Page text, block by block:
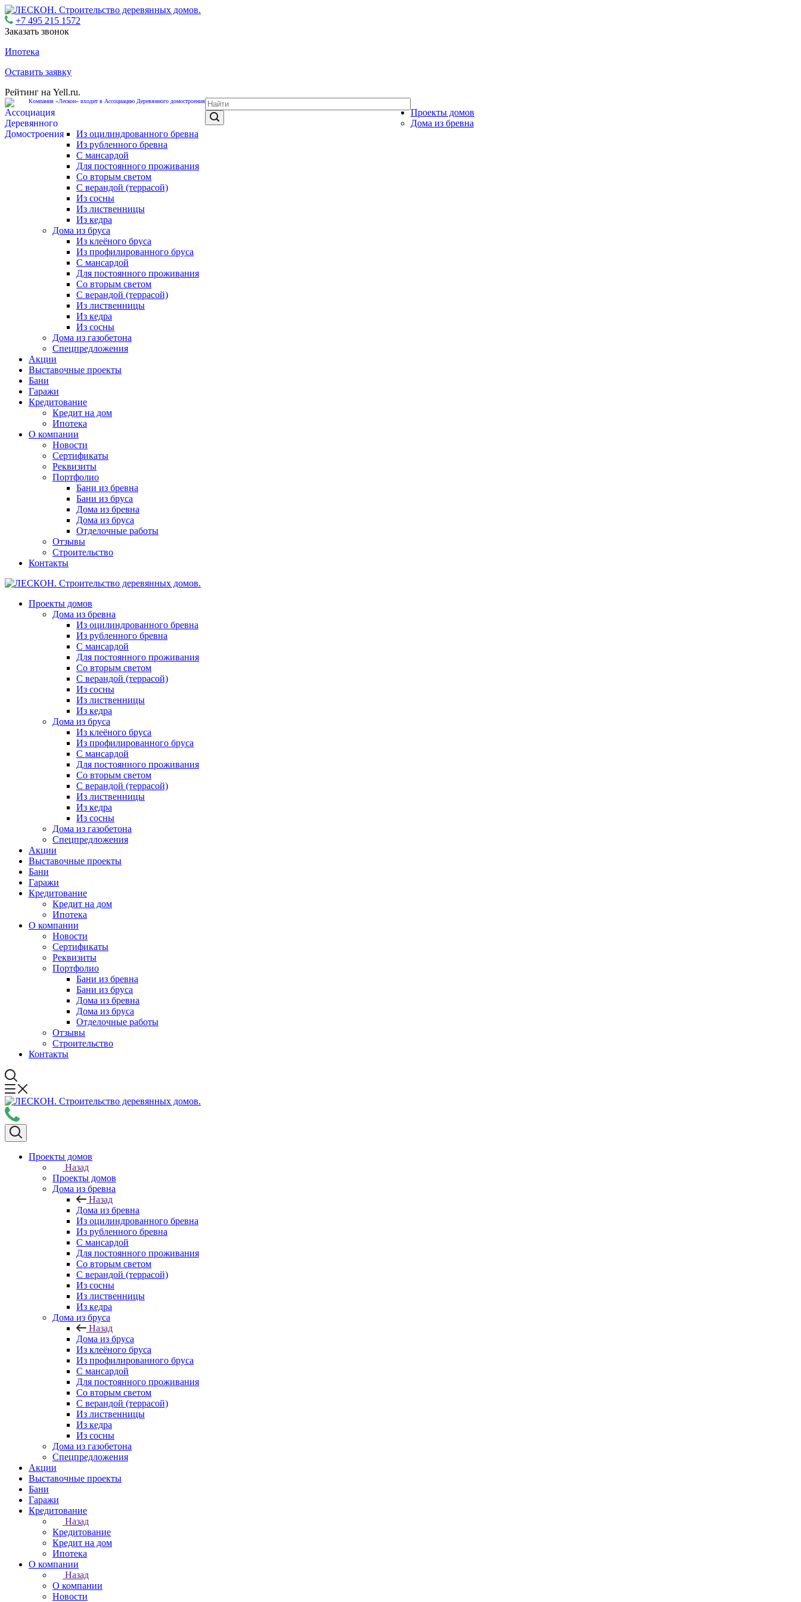
+7 495 215 1572
Заказать звонок
Ипотека
Оставить заявку
Рейтинг на Yell.ru.
Компания «Лескон» входит в Ассоциацию Деревянного домостроения
Проекты домов
Дома из бревна
Из оцилиндрованного бревна
Из рубленного бревна
С мансардой
Для постоянного проживания
Со вторым светом
С верандой (террасой)
Из сосны
Из лиственницы
Из кедра
Дома из бруса
Из клеёного бруса
Из профилированного бруса
С мансардой
Для постоянного проживания
Со вторым светом
С верандой (террасой)
Из лиственницы
Из кедра
Из сосны
Дома из газобетона
Спецпредложения
Акции
Выставочные проекты
Бани
Гаражи
Кредитование
Кредит на дом
Ипотека
О компании
Новости
Сертификаты
Реквизиты
Портфолио
Бани из бревна
Бани из бруса
Дома из бревна
Дома из бруса
Отделочные работы
Отзывы
Строительство
Контакты
Проекты домов
Дома из бревна
Из оцилиндрованного бревна
Из рубленного бревна
С мансардой
Для постоянного проживания
Со вторым светом
С верандой (террасой)
Из сосны
Из лиственницы
Из кедра
Дома из бруса
Из клеёного бруса
Из профилированного бруса
С мансардой
Для постоянного проживания
Со вторым светом
С верандой (террасой)
Из лиственницы
Из кедра
Из сосны
Дома из газобетона
Спецпредложения
Акции
Выставочные проекты
Бани
Гаражи
Кредитование
Кредит на дом
Ипотека
О компании
Новости
Сертификаты
Реквизиты
Портфолио
Бани из бревна
Бани из бруса
Дома из бревна
Дома из бруса
Отделочные работы
Отзывы
Строительство
Контакты
Проекты домов
Назад
Проекты домов
Дома из бревна
Назад
Дома из бревна
Из оцилиндрованного бревна
Из рубленного бревна
С мансардой
Для постоянного проживания
Со вторым светом
С верандой (террасой)
Из сосны
Из лиственницы
Из кедра
Дома из бруса
Назад
Дома из бруса
Из клеёного бруса
Из профилированного бруса
С мансардой
Для постоянного проживания
Со вторым светом
С верандой (террасой)
Из лиственницы
Из кедра
Из сосны
Дома из газобетона
Спецпредложения
Акции
Выставочные проекты
Бани
Гаражи
Кредитование
Назад
Кредитование
Кредит на дом
Ипотека
О компании
Назад
О компании
Новости